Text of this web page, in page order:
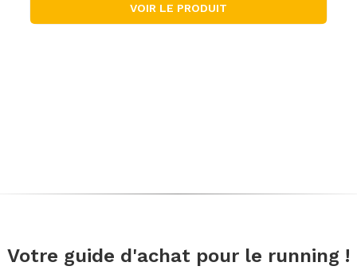
VOIR LE PRODUIT
Votre guide d'achat pour le running !